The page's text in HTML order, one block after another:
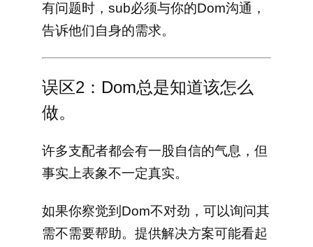
有问题时，sub必须与你的Dom沟通，
告诉他们自身的需求。
误区2：Dom总是知道该怎么
做。
许多支配者都会有一股自信的气息，但
事实上表象不一定真实。
如果你察觉到Dom不对劲 ，可以询问其
需不需要帮助。提供解决方案可能看起